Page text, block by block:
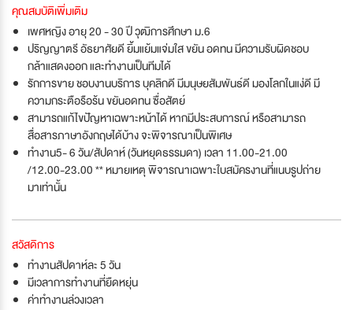
คุณสมบัติเพิ่มเติม
เพศหญิง อายุ 20 - 30 ปี วุฒิการศึกษา ม.6
ปริญญาตรี อัธยาศัยดี ยิ้มแย้มแจ่มใส ขยัน อดทน มีความรับผิดชอบ
กล้าแสดงออก และทำงานเป็นทีมได้
รักการขาย ชอบงานบริการ บุคลิกดี มีมนุษยสัมพันธ์ดี มองโลกในแง่ดี มี
ความกระตือรือร้น ขยันอดทน ซื่อสัตย์
สามารถแก้ไขปัญหาเฉพาะหน้าได้ หากมีประสบการณ์ หรือสามารถ
สื่อสารภาษาอังกฤษได้บ้าง จะพิจารณาเป็นพิเศษ
ทำงาน5- 6 วัน/สัปดาห์ (วันหยุดธรรมดา) เวลา 11.00-21.00
/12.00-23.00 ** หมายเหตุ พิจารณาเฉพาะใบสมัครงานที่แนบรูปถ่าย
มาเท่านั้น
สวัสดิการ
ทำงานสัปดาห์ละ 5 วัน
มีเวลาการทำงานที่ยืดหยุ่น
ค่าทำงานล่วงเวลา